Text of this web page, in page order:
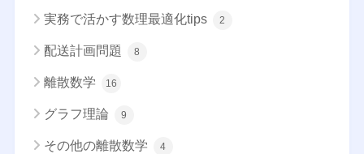
実務で活かす数理最適化tips 2
配送計画問題 8
離散数学 16
グラフ理論 9
その他の離散数学 4